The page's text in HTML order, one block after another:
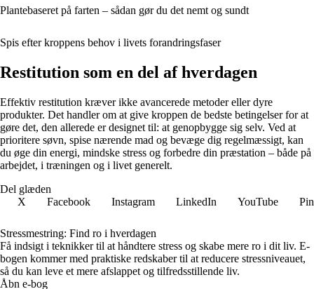
Plantebaseret på farten – sådan gør du det nemt og sundt
Spis efter kroppens behov i livets forandringsfaser
Restitution som en del af hverdagen
Effektiv restitution kræver ikke avancerede metoder eller dyre
produkter. Det handler om at give kroppen de bedste betingelser for at
gøre det, den allerede er designet til: at genopbygge sig selv. Ved at
prioritere søvn, spise nærende mad og bevæge dig regelmæssigt, kan
du øge din energi, mindske stress og forbedre din præstation – både på
arbejdet, i træningen og i livet generelt.
Del glæden
X
Facebook Instagram LinkedIn YouTube
Stressmestring: Find ro i hverdagen
Få indsigt i teknikker til at håndtere stress og skabe mere ro i dit liv. E-
bogen kommer med praktiske redskaber til at reducere stressniveauet,
så du kan leve et mere afslappet og tilfredsstillende liv.
Åbn e-bog